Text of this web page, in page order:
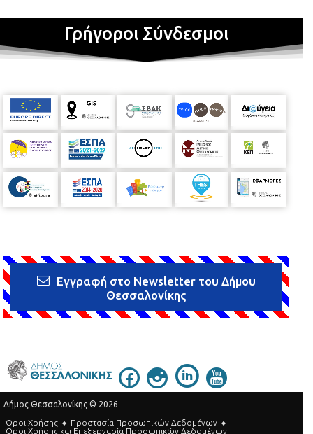
Γρήγοροι Σύνδεσμοι
Εγγραφή στο Newsletter του Δήμου
Θεσσαλονίκης
Δήμος Θεσσαλονίκης © 2026
Όροι Χρήσης
Προστασία Προσωπικών Δεδομένων
Όροι Xρήσης και Eπεξεργασία Προσωπικών Δεδομένων